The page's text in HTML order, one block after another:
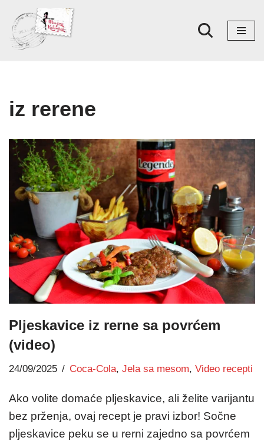
Skoči
na
iz rerene
Pljeskavice iz rerne sa povrćem
(video)
24/09/2025 Coca-Cola, Jela sa mesom, Video recepti
Ako volite domaće pljeskavice, ali želite varijantu
bez prženja, ovaj recept je pravi izbor! Sočne
pljeskavice peku se u rerni zajedno sa povrćem